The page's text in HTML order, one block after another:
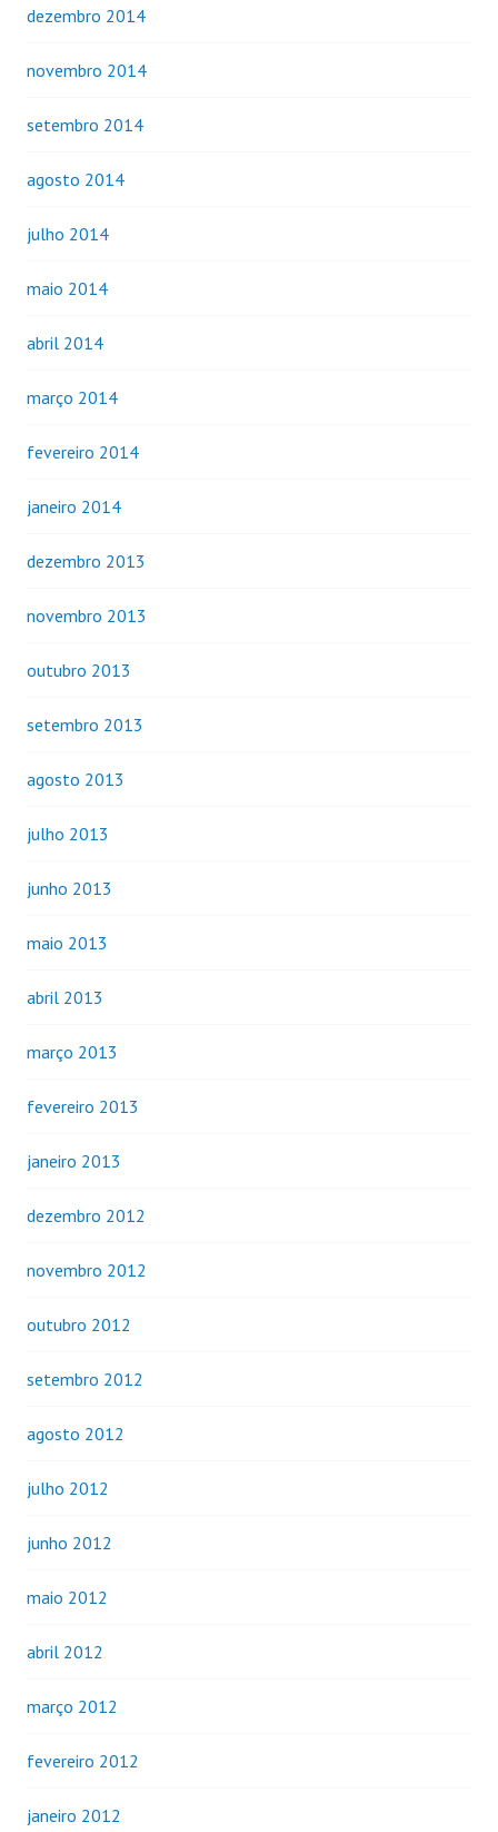
dezembro 2014
novembro 2014
setembro 2014
agosto 2014
julho 2014
maio 2014
abril 2014
março 2014
fevereiro 2014
janeiro 2014
dezembro 2013
novembro 2013
outubro 2013
setembro 2013
agosto 2013
julho 2013
junho 2013
maio 2013
abril 2013
março 2013
fevereiro 2013
janeiro 2013
dezembro 2012
novembro 2012
outubro 2012
setembro 2012
agosto 2012
julho 2012
junho 2012
maio 2012
abril 2012
março 2012
fevereiro 2012
janeiro 2012